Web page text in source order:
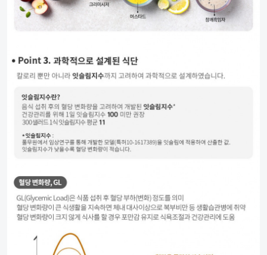
게시물 공유
카카오톡 페이스북
게
공
유
URL 복사
또는
로그인유지
이메일로 회원가입